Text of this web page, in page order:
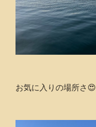
お気に入りの場所さ😍